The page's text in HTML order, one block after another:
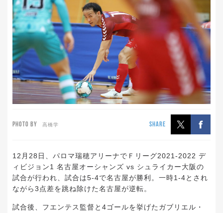
PHOTO BY 高橋学 SHARE
12月28日、パロマ瑞穂アリーナでＦリーグ2021-2022 デ
ィビジョン1 名古屋オーシャンズ vs シュライカー大阪の
試合が行われ、試合は5-4で名古屋が勝利。一時1-4とされ
ながら3点差を跳ね除けた名古屋が逆転。
試合後、フエンテス監督と4ゴールを挙げたガブリエル・